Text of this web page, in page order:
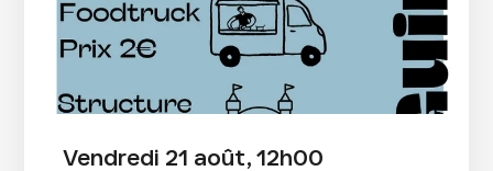
Vendredi 21 août, 12h00